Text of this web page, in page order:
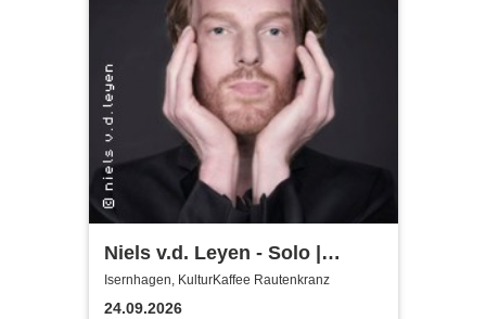
Niels v.d. Leyen - Solo |
Boogie Woogie & Blues
Isernhagen, KulturKaffee Rautenkranz
24.09.2026